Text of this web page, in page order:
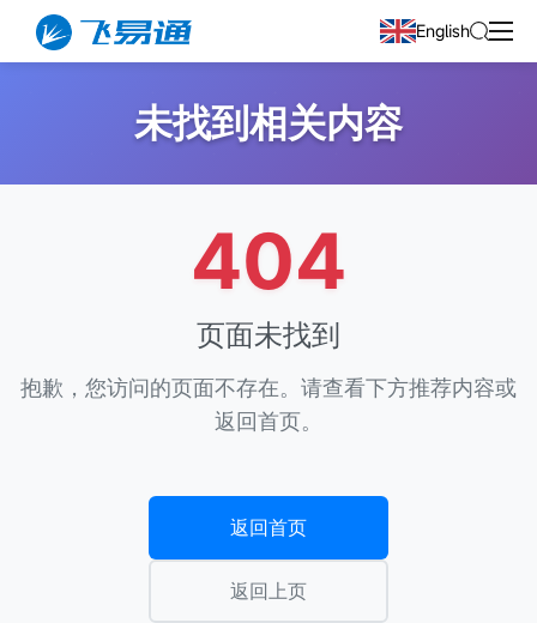
English
未找到相关内容
404
页面未找到
抱歉，您访问的页面不存在。请查看下方推荐内容或
返回首页。
返回首页
返回上页